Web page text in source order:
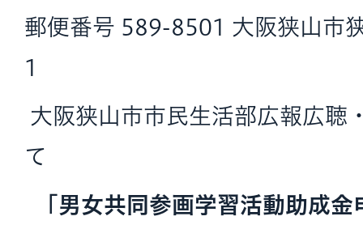
郵便番号 589-8501 大阪狭山市
1
大阪狭山市市民生活部広報広聴
て
「男女共同参画学習活動助成金